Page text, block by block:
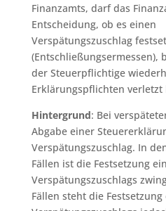
Finanzamts, darf das
Entscheidung, ob es einen
Verspätungszuschlag
(Entschließungsermessen),
der Steuerpflichtige
Erklärungspflichten verletzt
Hintergrund: Bei
Abgabe einer
Verspätungszuschlag. In
Fällen ist die Festsetzung
Verspätungszuschlags
Fällen steht die Festsetzung